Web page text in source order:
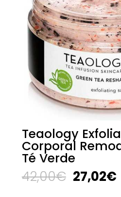
Teaology
Corporal
Té Verde
42,00€ El
precio
27,02€El